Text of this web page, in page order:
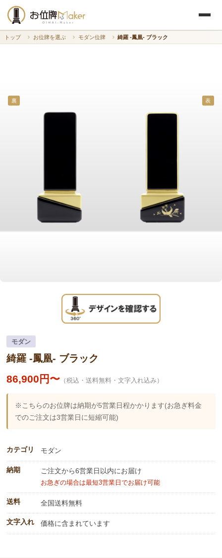
トップ お位牌を選ぶ モダン位牌 綺羅 -鳳凰- ブラック
裏 表
モダン
綺羅 -鳳凰- ブラック
86,900円〜（税込・送料無料・文字入れ込み）
※こちらのお位牌は納期が5営業日程かかります(お急ぎ料金
でのご注文は3営業日に短縮可能)
カテゴリ モダン
納期 ご注文から6営業日以内にお届け
お急ぎの場合は最短3営業日でお届け可能
送料 全国送料無料
文字入れ 価格に含まれています